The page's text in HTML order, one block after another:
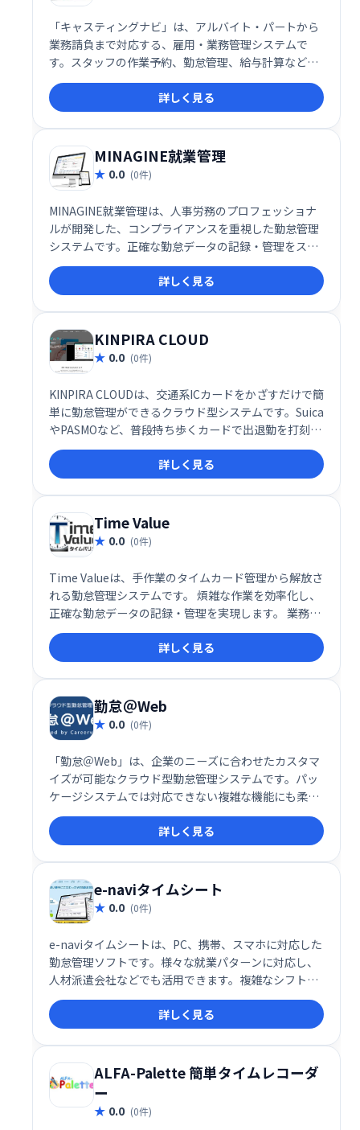
「キャスティングナビ」は、アルバイト・パートから
業務請負まで対応する、雇用・業務管理システムで
す。スタッフの作業予約、勤怠管理、給与計算などを
一元管理し、多様な雇用形態にも柔軟に対応します。
業務効率化とコスト削減を実現し、スムーズな人材管
理をサポートします。
詳しく見る
MINAGINE就業管理
0.0 (0件)
MINAGINE就業管理は、人事労務のプロフェッショナ
ルが開発した、コンプライアンスを重視した勤怠管理
システムです。正確な勤怠データの記録・管理をスム
ーズに行い、人事労務業務の効率化を支援します。安
心して利用できる、信頼性の高いシステムです。
詳しく見る
KINPIRA CLOUD
0.0 (0件)
KINPIRA CLOUDは、交通系ICカードをかざすだけで簡
単に勤怠管理ができるクラウド型システムです。Suica
やPASMOなど、普段持ち歩くカードで出退勤を打刻で
きます。登録スタッフ30名までは無料で利用可能で
す。面倒な操作がなく、スムーズな勤怠管理を実現し
ます。
詳しく見る
Time Value
0.0 (0件)
Time Valueは、手作業のタイムカード管理から解放さ
れる勤怠管理システムです。 煩雑な作業を効率化し、
正確な勤怠データの記録・管理を実現します。 業務の
効率化と精度の向上に貢献し、人事労務担当者の負担
を軽減します。
詳しく見る
勤怠＠Web
0.0 (0件)
「勤怠＠Web」は、企業のニーズに合わせたカスタマ
イズが可能なクラウド型勤怠管理システムです。パッ
ケージシステムでは対応できない複雑な機能にも柔軟
に対応し、勤怠管理と労務管理を効率化します。 導入
企業の課題解決に特化し、生産性向上に貢献します。
詳しく見る
e-naviタイムシート
0.0 (0件)
e-naviタイムシートは、PC、携帯、スマホに対応した
勤怠管理ソフトです。様々な就業パターンに対応し、
人材派遣会社などでも活用できます。複雑なシフト管
理もスムーズに行え、業務効率化に貢献します。
詳しく見る
ALFA-Palette 簡単タイムレコーダ
ー
0.0 (0件)